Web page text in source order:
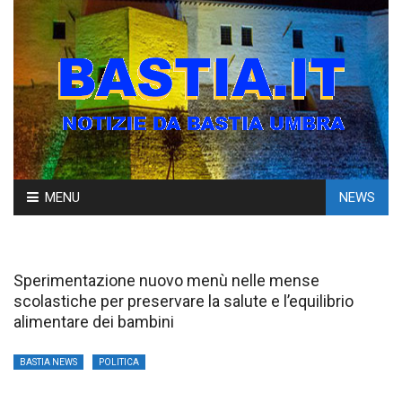
Skip
to
MENU NEWS
Sperimentazione nuovo menù nelle mense
scolastiche per preservare la salute e l’equilibrio
alimentare dei bambini
BASTIA NEWS POLITICA